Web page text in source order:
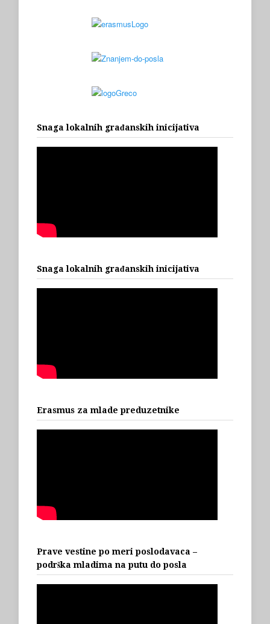
Snaga lokalnih građanskih inicijativa
Snaga lokalnih građanskih inicijativa
Erasmus za mlade preduzetnike
Prave vestine po meri poslodavaca –
podrška mladima na putu do posla